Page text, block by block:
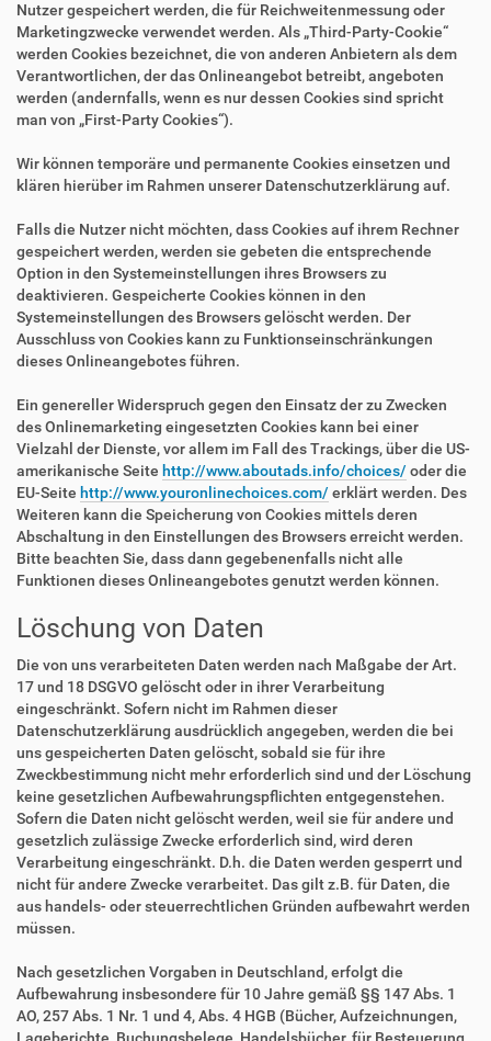
Nutzer gespeichert werden, die für Reichweitenmessung oder
Marketingzwecke verwendet werden. Als „Third-Party-Cookie“
werden Cookies bezeichnet, die von anderen Anbietern als dem
Verantwortlichen, der das Onlineangebot betreibt, angeboten
werden (andernfalls, wenn es nur dessen Cookies sind spricht
man von „First-Party Cookies“).
Wir können temporäre und permanente Cookies einsetzen und
klären hierüber im Rahmen unserer Datenschutzerklärung auf.
Falls die Nutzer nicht möchten, dass Cookies auf ihrem Rechner
gespeichert werden, werden sie gebeten die entsprechende
Option in den Systemeinstellungen ihres Browsers zu
deaktivieren. Gespeicherte Cookies können in den
Systemeinstellungen des Browsers gelöscht werden. Der
Ausschluss von Cookies kann zu Funktionseinschränkungen
dieses Onlineangebotes führen.
Ein genereller Widerspruch gegen den Einsatz der zu Zwecken
des Onlinemarketing eingesetzten Cookies kann bei einer
Vielzahl der Dienste, vor allem im Fall des Trackings, über die US-
amerikanische Seite http://www.aboutads.info/choices/ oder die
EU-Seite http://www.youronlinechoices.com/ erklärt werden. Des
Weiteren kann die Speicherung von Cookies mittels deren
Abschaltung in den Einstellungen des Browsers erreicht werden.
Bitte beachten Sie, dass dann gegebenenfalls nicht alle
Funktionen dieses Onlineangebotes genutzt werden können.
Löschung von Daten
Die von uns verarbeiteten Daten werden nach Maßgabe der Art.
17 und 18 DSGVO gelöscht oder in ihrer Verarbeitung
eingeschränkt. Sofern nicht im Rahmen dieser
Datenschutzerklärung ausdrücklich angegeben, werden die bei
uns gespeicherten Daten gelöscht, sobald sie für ihre
Zweckbestimmung nicht mehr erforderlich sind und der Löschung
keine gesetzlichen Aufbewahrungspflichten entgegenstehen.
Sofern die Daten nicht gelöscht werden, weil sie für andere und
gesetzlich zulässige Zwecke erforderlich sind, wird deren
Verarbeitung eingeschränkt. D.h. die Daten werden gesperrt und
nicht für andere Zwecke verarbeitet. Das gilt z.B. für Daten, die
aus handels- oder steuerrechtlichen Gründen aufbewahrt werden
müssen.
Nach gesetzlichen Vorgaben in Deutschland, erfolgt die
Aufbewahrung insbesondere für 10 Jahre gemäß §§ 147 Abs. 1
AO, 257 Abs. 1 Nr. 1 und 4, Abs. 4 HGB (Bücher, Aufzeichnungen,